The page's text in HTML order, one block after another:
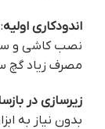
اندودکاری اولیه
نصب کاشی و
مصرف زیاد گچ
زیرسازی در
بدون نیاز به